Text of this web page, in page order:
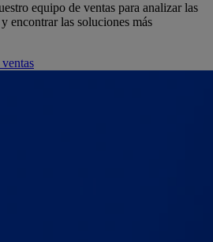
equipo de ventas para analizar las
encontrar las soluciones más